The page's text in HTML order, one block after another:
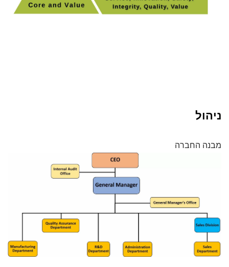
ניהול
מבנה החברה